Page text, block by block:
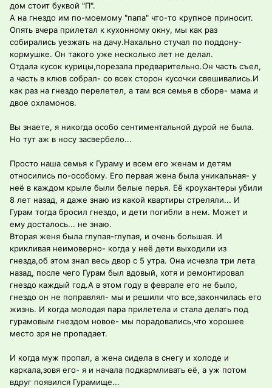
дом стоит буквой "П".
А на гнездо им по-моемому "папа" что-то крупное приносит.
Опять вчера прилетал к кухонному окну, мы как раз
собирались уезжать на дачу.Нахально стучал по поддону-
кормушке. Он такого уже несколько лет не делал.
Отдала кусок курицы,порезала предварительно.Он часть съел,
а часть в клюв собрал- со всех сторон кусочки свешивались.И
как раз на гнездо перелетел, а там вся семья в сборе- мама и
двое охламонов.
Вы знаете, я никогда особо сентиментальной дурой не была.
Но тут аж в носу засвербело...
Просто наша семья к Гураму и всем его женам и детям
относились по-особому. Его первая жена была уникальная- у
неё в каждом крыле были белые перья. Её кроухантеры убили
8 лет назад, я даже знаю из какой квартиры стреляли... И
Гурам тогда бросил гнездо, и дети погибли в нем. Может и
ему досталось... не знаю.
Вторая женя была глупая-глупая, и очень большая. И
крикливая неимоверно- когда у неё дети выходили из
гнезда,об этом знал весь двор с 5 утра. Она исчезла три лета
назад, после чего Гурам был вдовый, хотя и ремонтировал
гнездо каждый год.А в этом году в феврале его не было,
гнездо он не поправлял- мы и решили что все,закончилась его
жизнь. И когда молодая пара прилетела и стала делать под
гурамовым гнездом новое- мы порадовались,что хорошее
место зря не пропадает.
И когда муж пропал, а жена сидела в снегу и холоде и
каркала,зовя его- я и начала подкармливать её, а уж потом
вдруг появился Гурамище...